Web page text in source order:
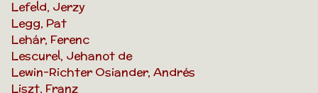
Lefeld, Jerzy
Legg, Pat
Lehár, Ferenc
Lescurel, Jehanot de
Lewin-Richter Osiander, Andrés
Liszt, Franz